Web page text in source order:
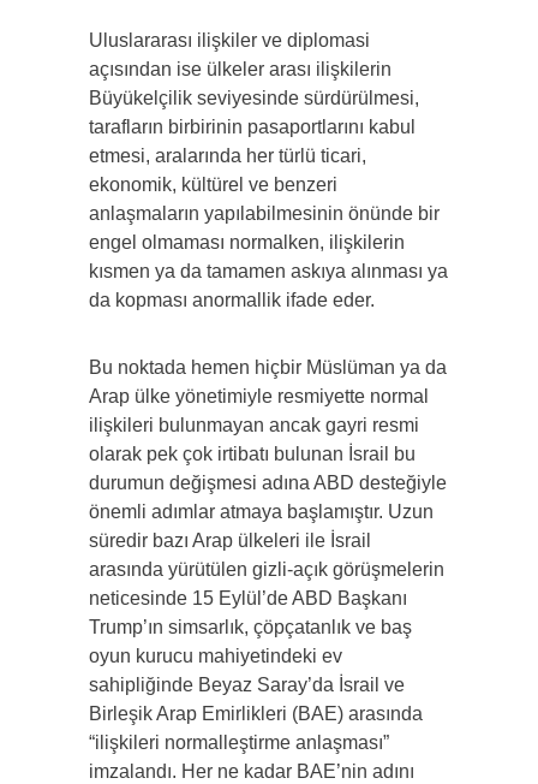
Uluslararası ilişkiler ve diplomasi
açısından ise ülkeler arası ilişkilerin
Büyükelçilik seviyesinde sürdürülmesi,
tarafların birbirinin pasaportlarını kabul
etmesi, aralarında her türlü ticari,
ekonomik, kültürel ve benzeri
anlaşmaların yapılabilmesinin önünde bir
engel olmaması normalken, ilişkilerin
kısmen ya da tamamen askıya alınması ya
da kopması anormallik ifade eder.
Bu noktada hemen hiçbir Müslüman ya da
Arap ülke yönetimiyle resmiyette normal
ilişkileri bulunmayan ancak gayri resmi
olarak pek çok irtibatı bulunan İsrail bu
durumun değişmesi adına ABD desteğiyle
önemli adımlar atmaya başlamıştır. Uzun
süredir bazı Arap ülkeleri ile İsrail
arasında yürütülen gizli-açık görüşmelerin
neticesinde 15 Eylül’de ABD Başkanı
Trump’ın simsarlık, çöpçatanlık ve baş
oyun kurucu mahiyetindeki ev
sahipliğinde Beyaz Saray’da İsrail ve
Birleşik Arap Emirlikleri (BAE) arasında
“ilişkileri normalleştirme anlaşması”
imzalandı. Her ne kadar BAE’nin adını